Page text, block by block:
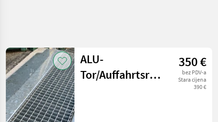
ALU-
Tor/Auffahrtsrampe,
350 €
bez PDV-a
Stara cijena
390 €